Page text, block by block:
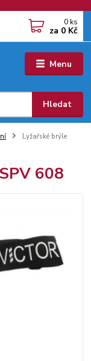
Menu
Hledat
0 ks
za 0 Kč
Lyžařské brýle
608